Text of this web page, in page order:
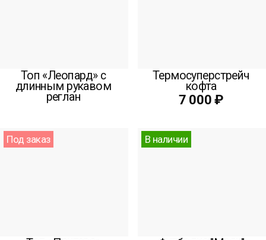
Топ «Леопард» с
длинным рукавом
реглан
Термосуперстрейч
кофта
7 000 ₽
Под заказ В наличии